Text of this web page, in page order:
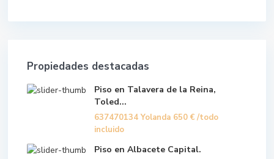
Propiedades destacadas
Piso en Talavera de la Reina,
Toled...
637470134 Yolanda 650 € /todo
incluido
Piso en Albacete Capital.